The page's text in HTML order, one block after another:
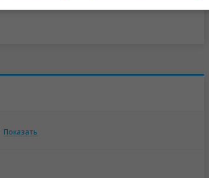
Показать